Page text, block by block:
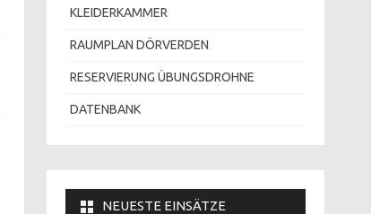
KLEIDERKAMMER
RAUMPLAN DÖRVERDEN
RESERVIERUNG ÜBUNGSDROHNE
DATENBANK
NEUESTE EINSÄTZE